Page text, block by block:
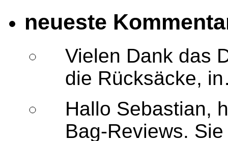
neueste
Vielen Dank das
die Rücksäcke,
Hallo Sebastian,
Bag-Reviews.